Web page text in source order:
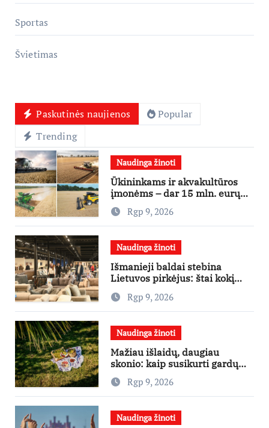
Sportas
Švietimas
Paskutinės naujienos
Popular
Trending
Naudinga žinoti
Ūkininkams ir akvakultūros
įmonėms – dar 15 mln. eurų
lengvatinėms paskoloms
Rgp 9, 2026
Naudinga žinoti
Išmanieji baldai stebina
Lietuvos pirkėjus: štai kokį
išgraibsto pirmiausia
Rgp 9, 2026
Naudinga žinoti
Mažiau išlaidų, daugiau
skonio: kaip susikurti gardų
pikniką iš vos kelių produktų
Rgp 9, 2026
Naudinga žinoti